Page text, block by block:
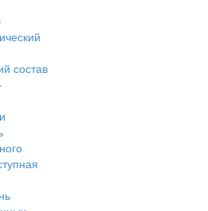
состав